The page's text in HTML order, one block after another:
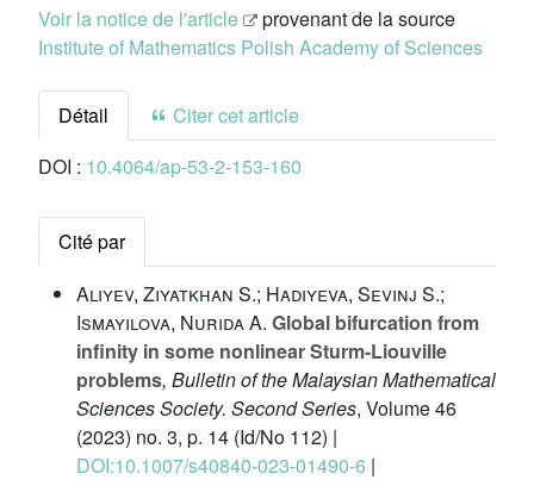
Voir la notice de l'article
provenant de la source
Institute of Mathematics Polish Academy of Sciences
Détail
Citer cet article
DOI : 10.4064/ap-53-2-153-160
Cité par
Aliyev, Ziyatkhan S.; Hadiyeva, Sevinj S.;
Ismayilova, Nurida A. Global bifurcation from
infinity in some nonlinear Sturm-Liouville
problems, Bulletin of the Malaysian Mathematical
Sciences Society. Second Series, Volume 46
(2023) no. 3, p. 14 (Id/No 112) |
DOI:10.1007/s40840-023-01490-6 |